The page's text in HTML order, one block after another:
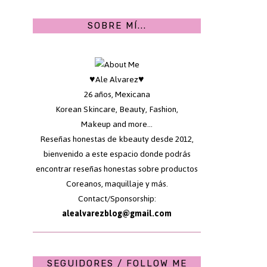
SOBRE MÍ...
♥Ale Alvarez♥
26 años, Mexicana
Korean Skincare, Beauty, Fashion,
Makeup and more...
Reseñas honestas de kbeauty desde 2012,
bienvenido a este espacio donde podrás
encontrar reseñas honestas sobre productos
Coreanos, maquillaje y más.
Contact/Sponsorship:
alealvarezblog@gmail.com
SEGUIDORES / FOLLOW ME